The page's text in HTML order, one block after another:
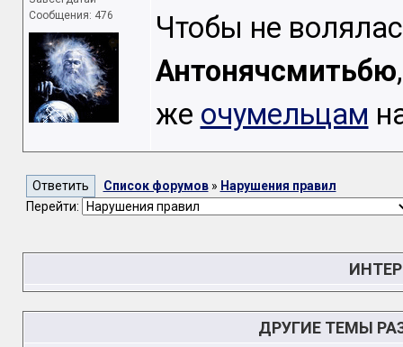
Сообщения: 476
Чтобы не
Антонячсмитьбю
же очумельцам
Список форумов» Нарушения правил
Перейти:
ДРУГИЕ ТЕМЫ